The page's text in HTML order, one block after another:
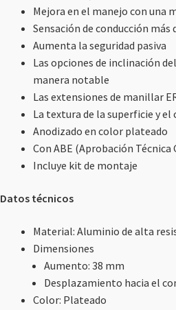
Mejora en el manejo con una
Sensación de conducción más
Aumenta la seguridad pasiva
Las opciones de inclinación
manera notable
Las extensiones de manillar
La textura de la superficie y
Anodizado en color plateado
Con ABE (Aprobación Técnica
Incluye kit de montaje
Datos técnicos
Material: Aluminio de alta
Dimensiones
Aumento: 38 mm
Desplazamiento hacia el
Color: Plateado